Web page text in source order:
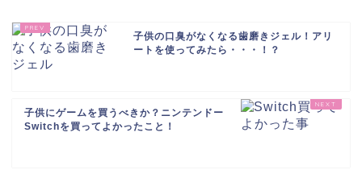
子供の口臭がなくなる歯磨きジェル！アリ
ートを使ってみたら・・・！？
子供にゲームを買うべきか？ニンテンドー
Switchを買ってよかったこと！